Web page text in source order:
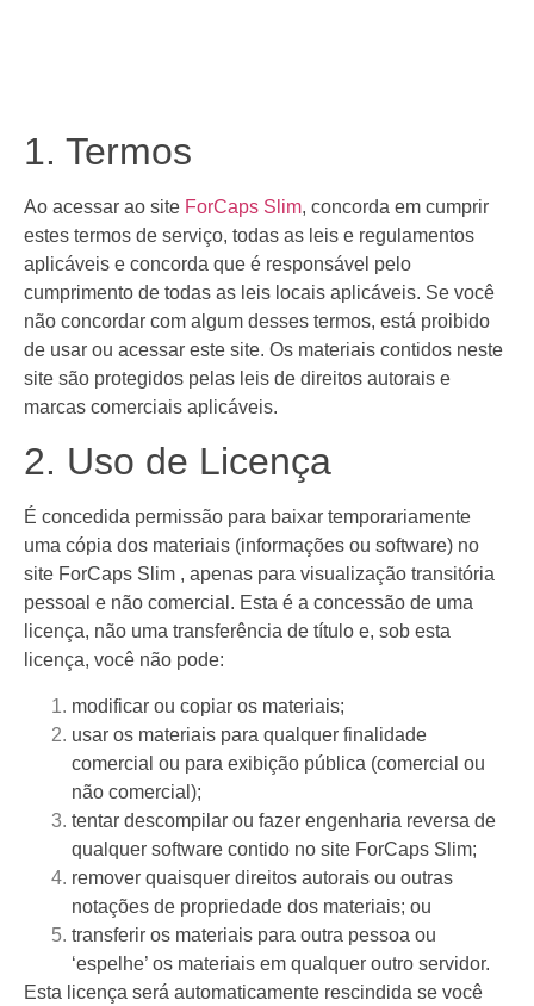
1. Termos
Ao acessar ao site ForCaps Slim, concorda em cumprir
estes termos de serviço, todas as leis e regulamentos
aplicáveis ​​e concorda que é responsável pelo
cumprimento de todas as leis locais aplicáveis. Se você
não concordar com algum desses termos, está proibido
de usar ou acessar este site. Os materiais contidos neste
site são protegidos pelas leis de direitos autorais e
marcas comerciais aplicáveis.
2. Uso de Licença
É concedida permissão para baixar temporariamente
uma cópia dos materiais (informações ou software) no
site ForCaps Slim , apenas para visualização transitória
pessoal e não comercial. Esta é a concessão de uma
licença, não uma transferência de título e, sob esta
licença, você não pode:
modificar ou copiar os materiais;
usar os materiais para qualquer finalidade
comercial ou para exibição pública (comercial ou
não comercial);
tentar descompilar ou fazer engenharia reversa de
qualquer software contido no site ForCaps Slim;
remover quaisquer direitos autorais ou outras
notações de propriedade dos materiais; ou
transferir os materiais para outra pessoa ou
‘espelhe’ os materiais em qualquer outro servidor.
Esta licença será automaticamente rescindida se você